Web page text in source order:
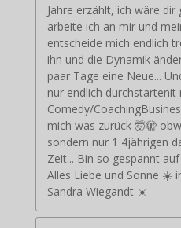
Jahre erzählt, ich wäre
arbeite ich an mir und
entscheide mich endlich
ihn und die Dynamik
paar Tage eine Neue...
nur endlich durchstartenit
Comedy/
mich was zurück 🤯🫣
sondern nur 1 4jährigen
Zeit... Bin so gespannt
Alles Liebe und Sonne ☀️
Sandra Wiegandt ☀️